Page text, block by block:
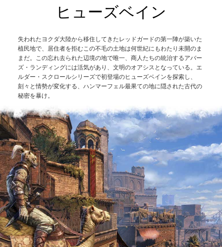
ヒューズベイン
失われたヨクダ大陸から移住してきたレッドガードの第一陣が築いた
植民地で、居住者を拒むこの不毛の土地は何世紀にもわたり未開のま
まだ。この忘れ去られた辺境の地で唯一、商人たちの統治するアバー
ズ・ランディングには活気があり、文明のオアシスとなっている。エ
ルダー・スクロールシリーズで初登場のヒューズベインを探索し、
刻々と情勢が変化する、ハンマーフェル最果ての地に隠された古代の
秘密を暴け。